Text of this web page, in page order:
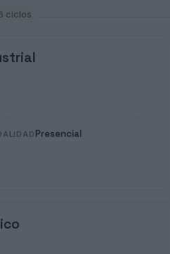
ciclos
Presencial